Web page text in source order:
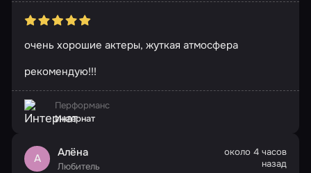
очень хорошие актеры, жуткая атмосфера
рекомендую!!!
Перформанс
Интернат
А Алёна
Любитель
около 4 часов
назад